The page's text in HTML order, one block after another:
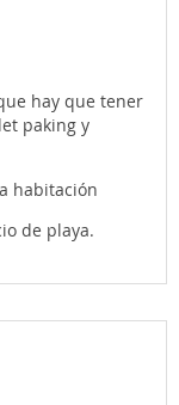
hay que tener
paking y
habitación
de playa.